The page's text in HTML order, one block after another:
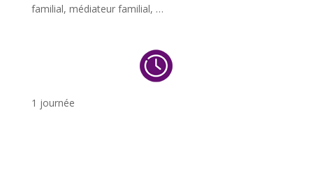
familial, médiateur familial, …
1 journée